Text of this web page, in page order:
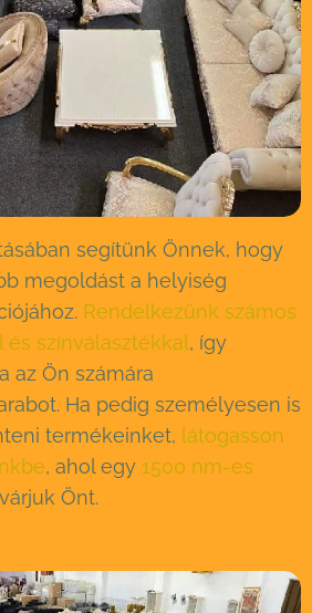
segítünk Önnek, hogy
megoldást a helyiség
Rendelkezünk számos
színválasztékkal , így
az Ön számára
Ha pedig személyesen is
termékeinket, látogasson
, ahol egy 1500 nm-es
Önt.